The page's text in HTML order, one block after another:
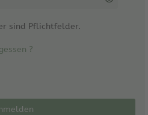
sind Pflichtfelder.
?